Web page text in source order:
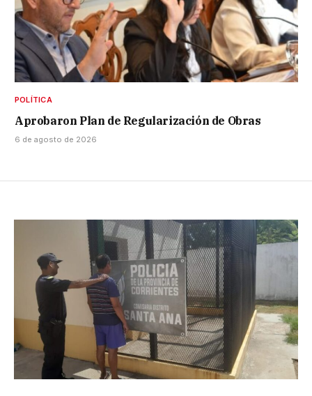
POLÍTICA
Aprobaron Plan de Regularización de Obras
6 de agosto de 2026